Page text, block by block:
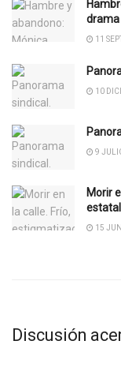
drama
11
10
9
Morir
estatal
15
Discusión